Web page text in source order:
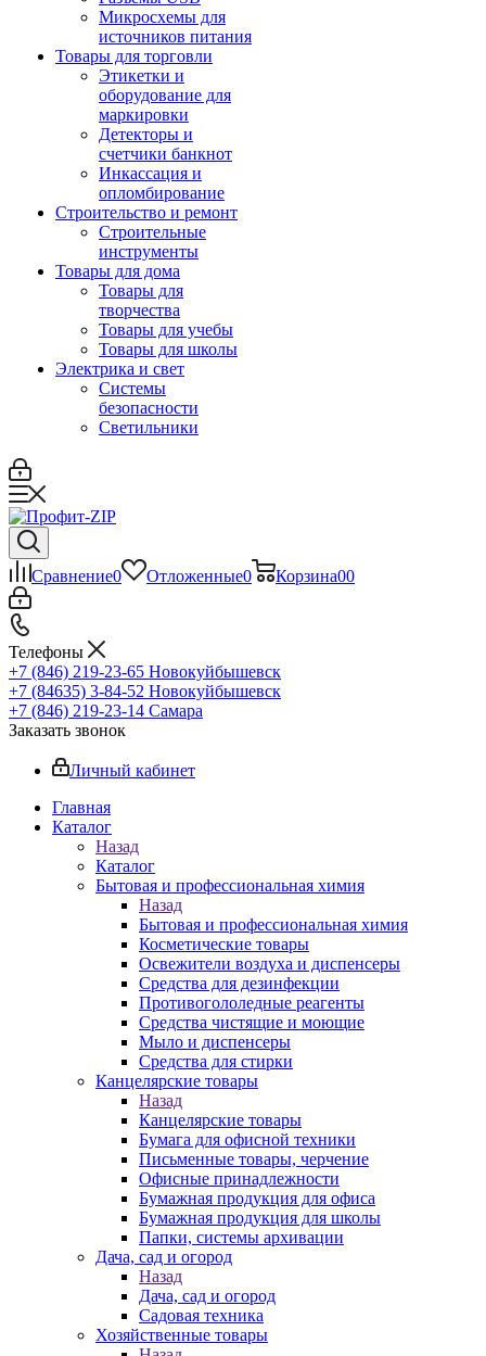
Микросхемы для
источников питания
Товары для торговли
Этикетки и
оборудование для
маркировки
Детекторы и
счетчики банкнот
Инкассация и
опломбирование
Строительство и ремонт
Строительные
инструменты
Товары для дома
Товары для
творчества
Товары для учебы
Товары для школы
Электрика и свет
Системы
безопасности
Светильники
Сравнение0 Отложенные0 Корзина00
Телефоны
+7 (846) 219-23-65 Новокуйбышевск
+7 (84635) 3-84-52 Новокуйбышевск
+7 (846) 219-23-14 Самара
Заказать звонок
Личный кабинет
Главная
Каталог
Назад
Каталог
Бытовая и профессиональная химия
Назад
Бытовая и профессиональная химия
Косметические товары
Освежители воздуха и диспенсеры
Средства для дезинфекции
Противогололедные реагенты
Средства чистящие и моющие
Мыло и диспенсеры
Средства для стирки
Канцелярские товары
Назад
Канцелярские товары
Бумага для офисной техники
Письменные товары, черчение
Офисные принадлежности
Бумажная продукция для офиса
Бумажная продукция для школы
Папки, системы архивации
Дача, сад и огород
Назад
Дача, сад и огород
Садовая техника
Хозяйственные товары